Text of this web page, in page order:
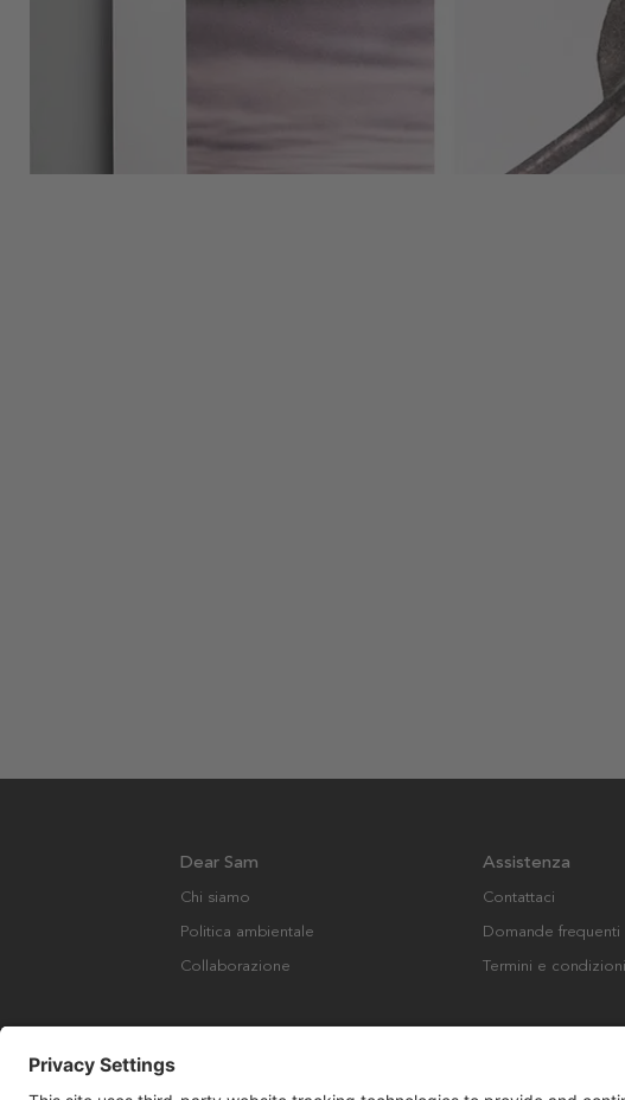
Dear Sam
Chi siamo
Politica ambientale
Collaborazione
Assistenza
Contattaci
Domande frequenti
Termini e